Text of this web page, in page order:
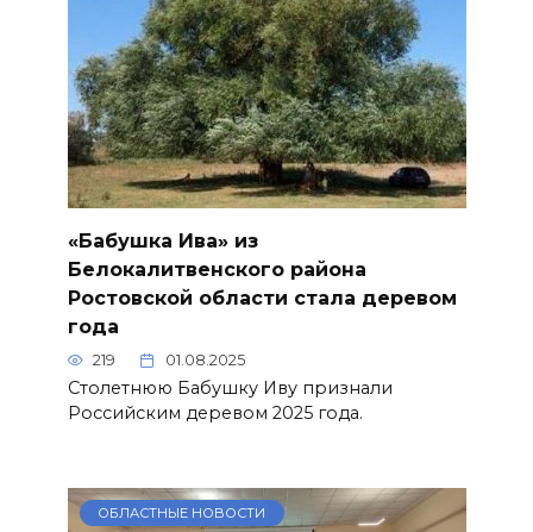
«Бабушка Ива» из
Белокалитвенского района
Ростовской области стала деревом
года
219 01.08.2025
Столетнюю Бабушку Иву признали
Российским деревом 2025 года.
ОБЛАСТНЫЕ НОВОСТИ